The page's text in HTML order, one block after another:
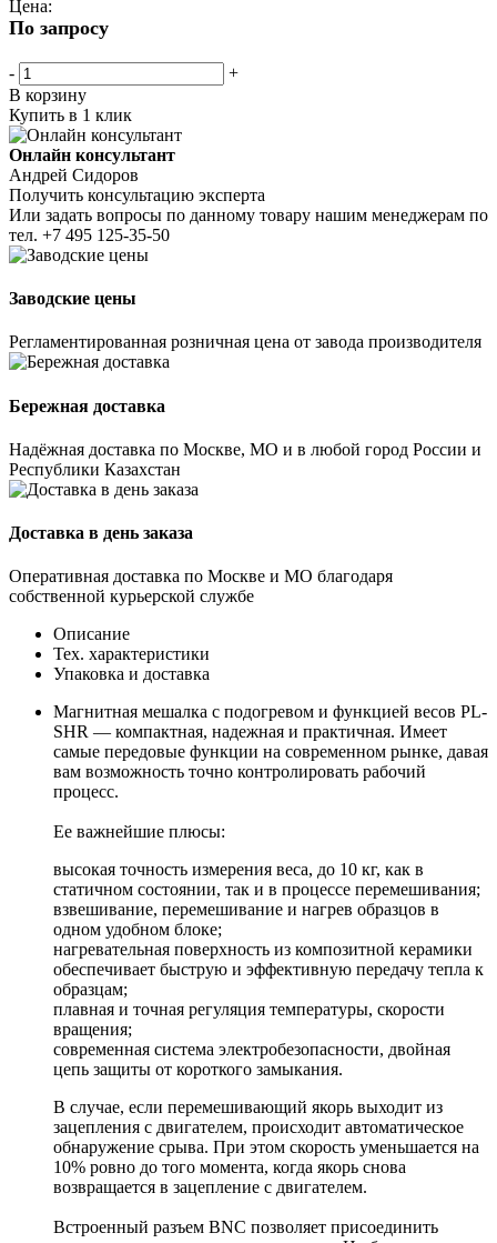
Цена:
По запросу
-
+
В корзину
Купить в 1 клик
Онлайн консультант
Андрей Сидоров
Получить консультацию эксперта
Или задать вопросы по данному товару нашим менеджерам по
тел. +7 495 125-35-50
Заводские цены
Регламентированная розничная цена от завода производителя
Бережная доставка
Надёжная доставка по Москве, МО и в любой город России и
Республики Казахстан
Доставка в день заказа
Оперативная доставка по Москве и МО благодаря
собственной курьерской службе
Описание
Тех. характеристики
Упаковка и доставка
Магнитная мешалка с подогревом и функцией весов PL-
SHR — компактная, надежная и практичная. Имеет
самые передовые функции на современном рынке, давая
вам возможность точно контролировать рабочий
процесс.
Ее важнейшие плюсы:
высокая точность измерения веса, до 10 кг, как в
статичном состоянии, так и в процессе перемешивания;
взвешивание, перемешивание и нагрев образцов в
одном удобном блоке;
нагревательная поверхность из композитной керамики
обеспечивает быструю и эффективную передачу тепла к
образцам;
плавная и точная регуляция температуры, скорости
вращения;
современная система электробезопасности, двойная
цепь защиты от короткого замыкания.
В случае, если перемешивающий якорь выходит из
зацепления с двигателем, происходит автоматическое
обнаружение срыва. При этом скорость уменьшается на
10% ровно до того момента, когда якорь снова
возвращается в зацепление с двигателем.
Встроенный разъем BNC позволяет присоединить